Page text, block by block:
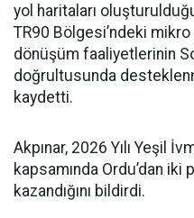
yol haritaları
TR90 Bölgesi’ndeki
dönüşüm faaliyetlerinin
doğrultusunda
kaydetti.
Akpınar, 2026 Yılı Yeşil
kapsamında Ordu’dan
kazandığını bildirdi.